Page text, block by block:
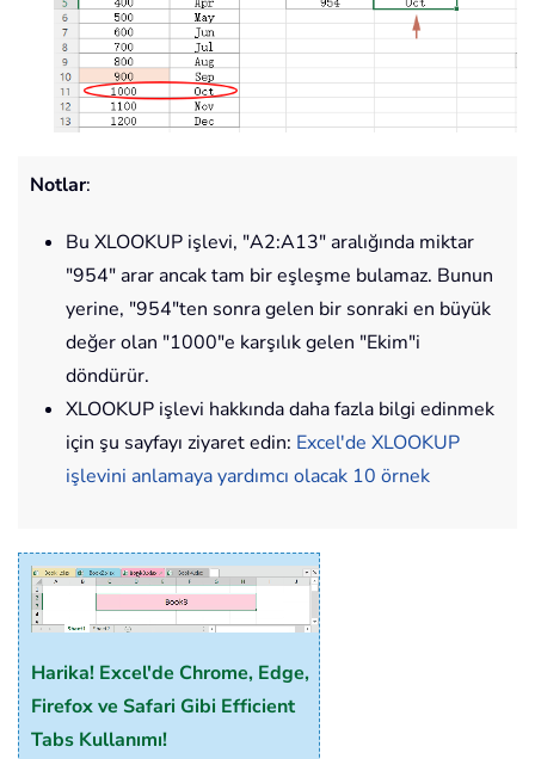
Notlar:
Bu XLOOKUP işlevi, "A2:A13" aralığında miktar
"954" arar ancak tam bir eşleşme bulamaz. Bunun
yerine, "954"ten sonra gelen bir sonraki en büyük
değer olan "1000"e karşılık gelen "Ekim"i
döndürür.
XLOOKUP işlevi hakkında daha fazla bilgi edinmek
için şu sayfayı ziyaret edin: Excel'de XLOOKUP
işlevini anlamaya yardımcı olacak 10 örnek
Harika! Excel'de Chrome, Edge,
Firefox ve Safari Gibi Efficient
Tabs Kullanımı!